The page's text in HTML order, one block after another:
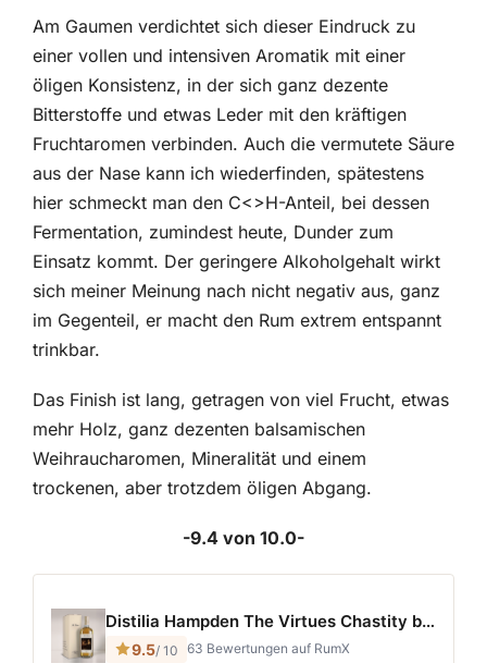
Am Gaumen verdichtet sich dieser Eindruck zu
einer vollen und intensiven Aromatik mit einer
öligen Konsistenz, in der sich ganz dezente
Bitterstoffe und etwas Leder mit den kräftigen
Fruchtaromen verbinden. Auch die vermutete Säure
aus der Nase kann ich wiederfinden, spätestens
hier schmeckt man den C<>H-Anteil, bei dessen
Fermentation, zumindest heute, Dunder zum
Einsatz kommt. Der geringere Alkoholgehalt wirkt
sich meiner Meinung nach nicht negativ aus, ganz
im Gegenteil, er macht den Rum extrem entspannt
trinkbar.
Das Finish ist lang, getragen von viel Frucht, etwas
mehr Holz, ganz dezenten balsamischen
Weihraucharomen, Mineralität und einem
trockenen, aber trotzdem öligen Abgang.
-9.4 von 10.0-